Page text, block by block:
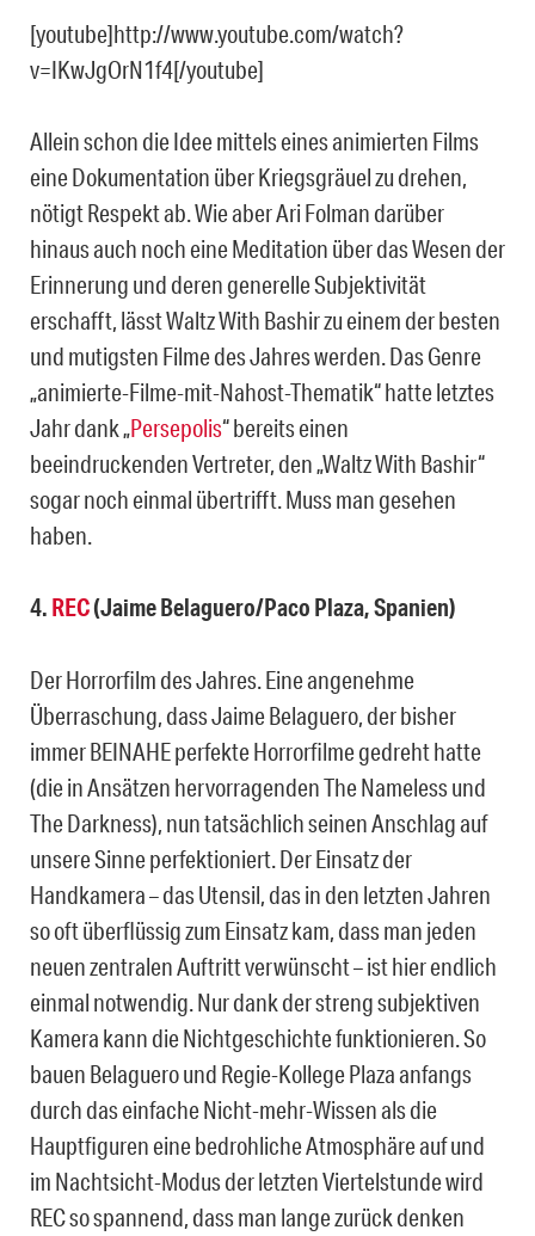
[youtube]http://www.youtube.com/watch?
v=IKwJgOrN1f4[/youtube]
Allein schon die Idee mittels eines animierten Films
eine Dokumentation über Kriegsgräuel zu drehen,
nötigt Respekt ab. Wie aber Ari Folman darüber
hinaus auch noch eine Meditation über das Wesen der
Erinnerung und deren generelle Subjektivität
erschafft, lässt Waltz With Bashir zu einem der besten
und mutigsten Filme des Jahres werden. Das Genre
„animierte-Filme-mit-Nahost-Thematik“ hatte letztes
Jahr dank „Persepolis“ bereits einen
beeindruckenden Vertreter, den „Waltz With Bashir“
sogar noch einmal übertrifft. Muss man gesehen
haben.
4. REC(Jaime Belaguero/Paco Plaza, Spanien)
Der Horrorfilm des Jahres. Eine angenehme
Überraschung, dass Jaime Belaguero, der bisher
immer BEINAHE perfekte Horrorfilme gedreht hatte
(die in Ansätzen hervorragenden The Nameless und
The Darkness), nun tatsächlich seinen Anschlag auf
unsere Sinne perfektioniert. Der Einsatz der
Handkamera – das Utensil, das in den letzten Jahren
so oft überflüssig zum Einsatz kam, dass man jeden
neuen zentralen Auftritt verwünscht – ist hier endlich
einmal notwendig. Nur dank der streng subjektiven
Kamera kann die Nichtgeschichte funktionieren. So
bauen Belaguero und Regie-Kollege Plaza anfangs
durch das einfache Nicht-mehr-Wissen als die
Hauptfiguren eine bedrohliche Atmosphäre auf und
im Nachtsicht-Modus der letzten Viertelstunde wird
REC so spannend, dass man lange zurück denken